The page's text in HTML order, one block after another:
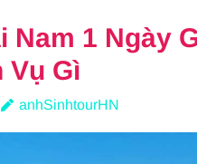
Nam 1 Ngày
Vụ Gì
anhSinhtourHN